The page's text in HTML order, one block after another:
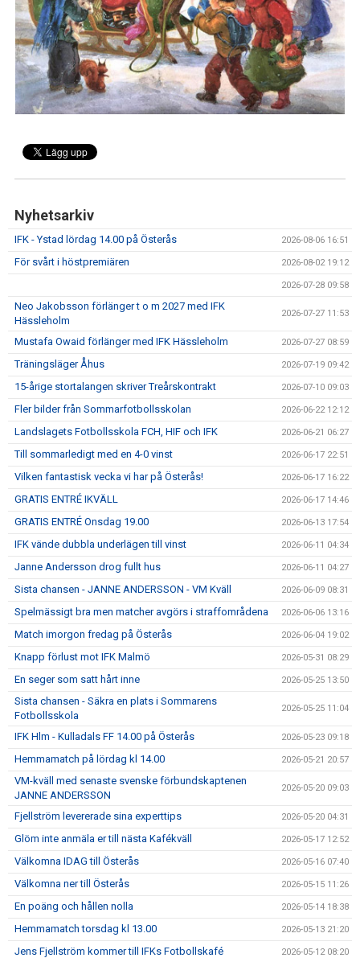
IFK GER TILLBAKA
50/50 LOTTERIET
IFK TIPSET 2026
VM-TIPSET 2026
Nyhetsarkiv
IFK - Ystad lördag 14.00 på Österås 2026-08-06 16:51
För svårt i höstpremiären 2026-08-02 19:12
2026-07-28 09:58
Neo Jakobsson förlänger t o m 2027 med IFK
Hässleholm
2026-07-27 11:53
Mustafa Owaid förlänger med IFK Hässleholm 2026-07-27 08:59
Träningsläger Åhus 2026-07-19 09:42
15-årige stortalangen skriver Treårskontrakt 2026-07-10 09:03
Fler bilder från Sommarfotbollsskolan 2026-06-22 12:12
Landslagets Fotbollsskola FCH, HIF och IFK 2026-06-21 06:27
Till sommarledigt med en 4-0 vinst 2026-06-17 22:51
Vilken fantastisk vecka vi har på Österås! 2026-06-17 16:22
GRATIS ENTRÉ IKVÄLL 2026-06-17 14:46
GRATIS ENTRÉ Onsdag 19.00 2026-06-13 17:54
IFK vände dubbla underlägen till vinst 2026-06-11 04:34
Janne Andersson drog fullt hus 2026-06-11 04:27
Sista chansen - JANNE ANDERSSON - VM Kväll 2026-06-09 08:31
Spelmässigt bra men matcher avgörs i straffområdena 2026-06-06 13:16
Match imorgon fredag på Österås 2026-06-04 19:02
Knapp förlust mot IFK Malmö 2026-05-31 08:29
En seger som satt hårt inne 2026-05-25 13:50
Sista chansen - Säkra en plats i Sommarens
Fotbollsskola
2026-05-25 11:04
IFK Hlm - Kulladals FF 14.00 på Österås 2026-05-23 09:18
Hemmamatch på lördag kl 14.00 2026-05-21 20:57
VM-kväll med senaste svenske förbundskaptenen
JANNE ANDERSSON
2026-05-20 09:03
Fjellström levererade sina experttips 2026-05-20 04:31
Glöm inte anmäla er till nästa Kafékväll 2026-05-17 12:52
Välkomna IDAG till Österås 2026-05-16 07:40
Välkomna ner till Österås 2026-05-15 11:26
En poäng och hållen nolla 2026-05-14 18:38
Hemmamatch torsdag kl 13.00 2026-05-13 21:20
Jens Fjellström kommer till IFKs Fotbollskafé 2026-05-12 08:20